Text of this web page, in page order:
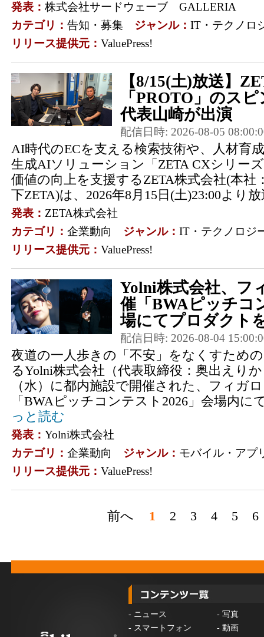
発表： 株式会社サードウェーブ GALLERIA
カテゴリ： 告知・募集 ジャンル： IT・テクノロ
リリース提供元： ValuePress!
【8/15(土)放送】
「PROTO」のス
代表山崎が出演
配信日時: 2026-08-05
AI時代のECを支える検索技術や、人材育
生成AIソリューション「ZETA CXシリー
価値の向上を支援するZETA株式会社(本社
下ZETA)は、2026年8月15日(土)23:00より
発表： ZETA株式会社
カテゴリ： 企業動向 ジャンル： IT・テクノロジ
リリース提供元： ValuePress!
Yolni株式会社、フ
催「BWAピッチコ
場にてプロダクト
配信日時: 2026-08-04
夜道の一人歩きの「不安」をなくすため
るYolni株式会社（代表取締役：奥出えり
（水）に都内施設で開催された、フィガ
「BWAピッチコンテスト2026」会場内に
っと読む
発表： Yolni株式会社
カテゴリ： 企業動向 ジャンル： モバイル・アプ
リリース提供元： ValuePress!
前へ 1 2 3 4 5 6
- ニュース - 写真
- スマートフォン - 動画